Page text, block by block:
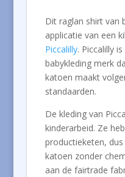
Dit raglan shirt van
applicatie van een
Piccalilly. Piccalilly
babykleding merk
katoen maakt
standaarden.
De kleding van
kinderarbeid. Ze
productieketen,
katoen zonder
aan de fairtrade